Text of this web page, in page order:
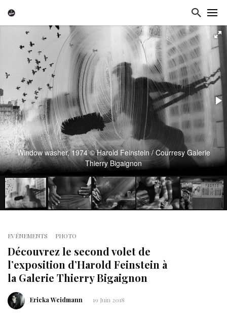
Window washer, 1974 © Harold Feinstein / Courresy Galerie
Thierry Bigaignon
EVÉNEMENTS PHOTO
Découvrez le second volet de
l’exposition d’Harold Feinstein à
la Galerie Thierry Bigaignon
Ericka Weidmann 19 Juin 2018